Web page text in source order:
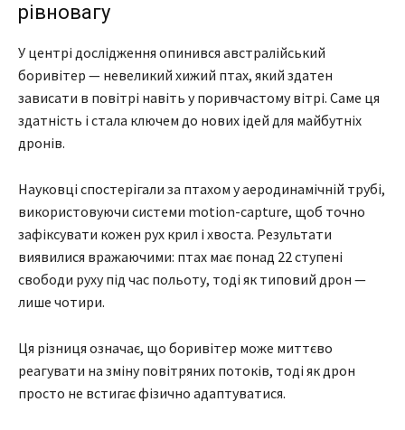
рівновагу
У центрі дослідження опинився австралійський
боривітер — невеликий хижий птах, який здатен
зависати в повітрі навіть у поривчастому вітрі. Саме ця
здатність і стала ключем до нових ідей для майбутніх
дронів.
Науковці спостерігали за птахом у аеродинамічній трубі,
використовуючи системи motion-capture, щоб точно
зафіксувати кожен рух крил і хвоста. Результати
виявилися вражаючими: птах має понад 22 ступені
свободи руху під час польоту, тоді як типовий дрон —
лише чотири.
Ця різниця означає, що боривітер може миттєво
реагувати на зміну повітряних потоків, тоді як дрон
просто не встигає фізично адаптуватися.